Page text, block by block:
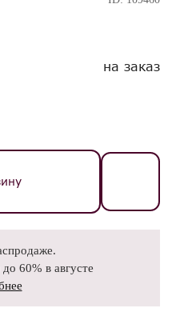
на заказ
60% в августе